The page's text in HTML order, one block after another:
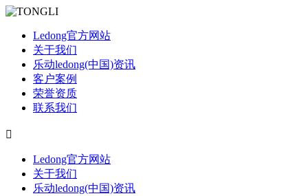
Ledong官方网站
关于我们
乐动ledong(中国)资讯
客户案例
荣誉资质
联系我们

Ledong官方网站
关于我们
乐动ledong(中国)资讯